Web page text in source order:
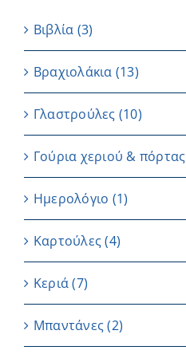
Βιβλία (3)
Βραχιολάκια (13)
Γλαστρούλες (10)
Γούρια χεριού & πόρτας
Ημερολόγιο (1)
Καρτούλες (4)
Κεριά (7)
Μπαντάνες (2)